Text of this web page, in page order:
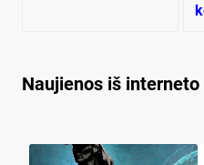
Naujienos iš interneto